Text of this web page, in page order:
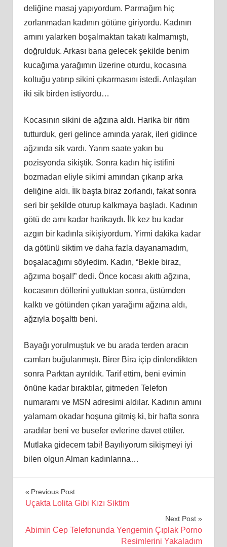
deliğine masaj yapıyordum. Parmağım hiç
zorlanmadan kadının götüne giriyordu. Kadının
amını yalarken boşalmaktan takatı kalmamıştı,
doğrulduk. Arkası bana gelecek şekilde benim
kucağıma yarağımın üzerine oturdu, kocasına
koltuğu yatırıp sikini çıkarmasını istedi. Anlaşılan
iki sik birden istiyordu…
Kocasının sikini de ağzına aldı. Harika bir ritim
tutturduk, geri gelince amında yarak, ileri gidince
ağzında sik vardı. Yarım saate yakın bu
pozisyonda sikiştik. Sonra kadın hiç istifini
bozmadan eliyle sikimi amından çıkarıp arka
deliğine aldı. İlk başta biraz zorlandı, fakat sonra
seri bir şekilde oturup kalkmaya başladı. Kadının
götü de amı kadar harikaydı. İlk kez bu kadar
azgın bir kadınla sikişiyordum. Yirmi dakika kadar
da götünü siktim ve daha fazla dayanamadım,
boşalacağımı söyledim. Kadın, “Bekle biraz,
ağzıma boşal!” dedi. Önce kocası akıttı ağzına,
kocasının döllerini yuttuktan sonra, üstümden
kalktı ve götünden çıkan yarağımı ağzına aldı,
ağzıyla boşalttı beni.
Bayağı yorulmuştuk ve bu arada terden aracın
camları buğulanmıştı. Birer Bira içip dinlendikten
sonra Parktan ayrıldık. Tarif ettim, beni evimin
önüne kadar bıraktılar, gitmeden Telefon
numaramı ve MSN adresimi aldılar. Kadının amını
yalamam okadar hoşuna gitmiş ki, bir hafta sonra
aradılar beni ve busefer evlerine davet ettiler.
Mutlaka gidecem tabi! Bayılıyorum sikişmeyi iyi
bilen olgun Alman kadınlarına…
Yazı
Previous Post
Uçakta Lolita Gibi Kızı Siktim
Next Post
Abimin Cep Telefonunda Yengemin Çıplak Porno
Resimlerini Yakaladım